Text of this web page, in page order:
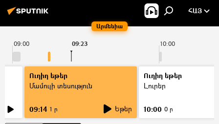
Արմենիա
ՀԱՅ
09:00 10:00
09:23
Ուղիղ եթեր
Մամուլի տեսություն
09:14 1 ր Եթեր
Ուղիղ եթեր
Լուրեր
10:00 0 ր